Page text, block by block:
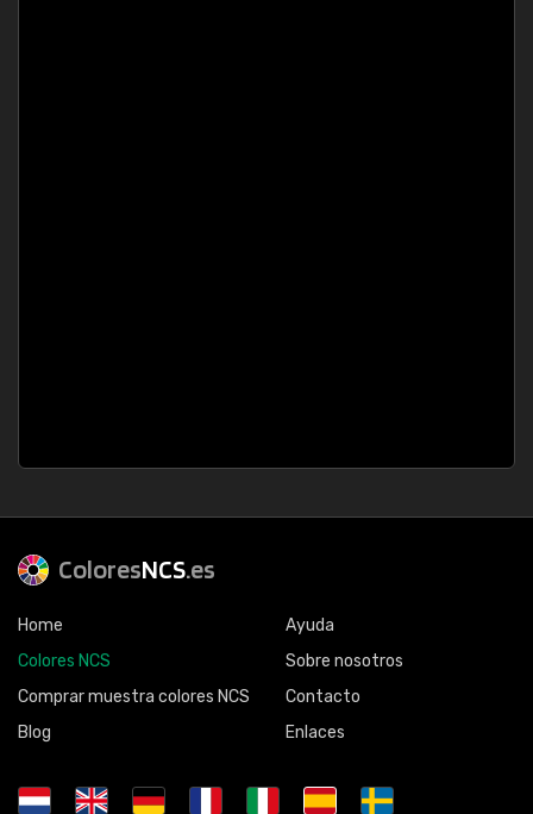
ColoresNCS.es
Home
Colores NCS
Comprar muestra colores NCS
Blog
Ayuda
Sobre nosotros
Contacto
Enlaces